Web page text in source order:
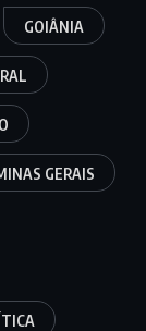
GOIÂNIA
GERAIS